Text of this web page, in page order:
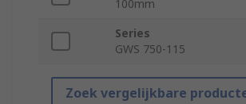
100mm
Series
GWS 750-115
Zoek vergelijkbare